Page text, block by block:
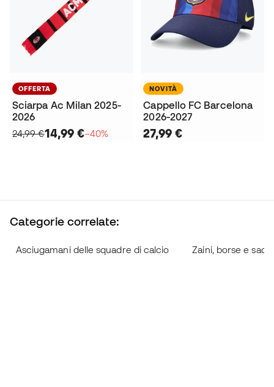
OFFERTA
Sciarpa Ac Milan 2025-
2026
24,99 €14,99 €−40%
NOVITÀ
Cappello FC Barcelona
2026-2027
27,99 €
Categorie correlate:
Asciugamani delle squadre di calcio Zaini, borse e